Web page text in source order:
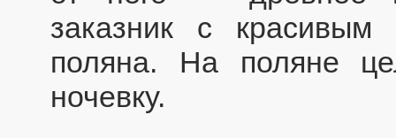
заказник с
поляна. На поляне
ночевку.